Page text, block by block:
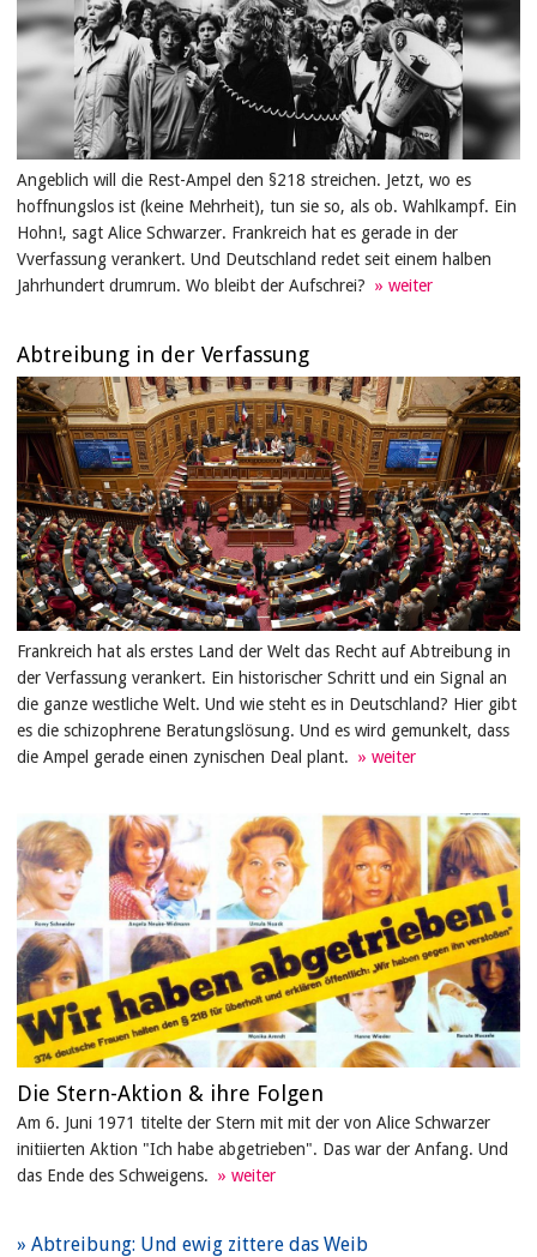
Angeblich will die Rest-Ampel den §218 streichen. Jetzt, wo es
hoffnungslos ist (keine Mehrheit), tun sie so, als ob. Wahlkampf. Ein
Hohn!, sagt Alice Schwarzer. Frankreich hat es gerade in der
Vverfassung verankert. Und Deutschland redet seit einem halben
Jahrhundert drumrum. Wo bleibt der Aufschrei?
Abtreibung in der Verfassung
Frankreich hat als erstes Land der Welt das Recht auf Abtreibung in
der Verfassung verankert. Ein historischer Schritt und ein Signal an
die ganze westliche Welt. Und wie steht es in Deutschland? Hier gibt
es die schizophrene Beratungslösung. Und es wird gemunkelt, dass
die Ampel gerade einen zynischen Deal plant.
Die Stern-Aktion & ihre Folgen
Am 6. Juni 1971 titelte der Stern mit mit der von Alice Schwarzer
initiierten Aktion "Ich habe abgetrieben". Das war der Anfang. Und
das Ende des Schweigens.
Abtreibung: Und ewig zittere das Weib